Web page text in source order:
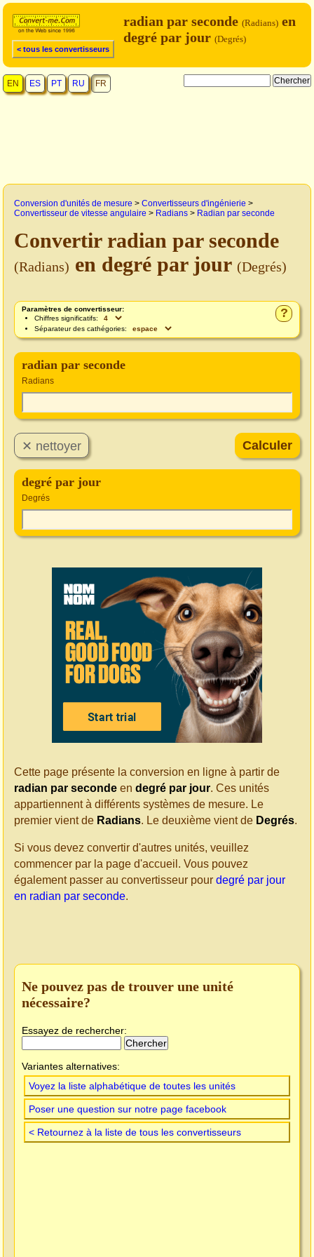
< tous les convertisseurs
radian par seconde (Radians) en
degré par jour (Degrés)
EN ES PT RU FR
Conversion d'unités de mesure > Convertisseurs d'ingénierie >
Convertisseur de vitesse angulaire > Radians > Radian par seconde
Convertir radian par seconde
(Radians) en degré par jour (Degrés)
?
Paramètres de convertisseur:
Chiffres significatifs:
Séparateur des cathégories:
radian par seconde
Radians
degré par jour
Degrés
Cette page présente la conversion en ligne à partir de
radian par seconde en degré par jour. Ces unités
appartiennent à différents systèmes de mesure. Le
premier vient de Radians. Le deuxième vient de Degrés.
Si vous devez convertir d'autres unités, veuillez
commencer par la page d'accueil. Vous pouvez
également passer au convertisseur pour degré par jour
en radian par seconde.
Ne pouvez pas de trouver une unité
nécessaire?
Essayez de rechercher:
Variantes alternatives:
Voyez la liste alphabétique de toutes les unités
Poser une question sur notre page facebook
< Retournez à la liste de tous les convertisseurs